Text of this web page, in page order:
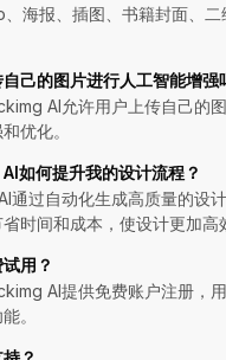
海报、插图、书籍封面、二
己的图片进行人工智能增强
AI允许用户上传自己的
优化。
如何提升我的设计流程？
通过自动化生成高质量的设
时间和成本，使设计更加高
用？
AI提供免费账户注册，
。